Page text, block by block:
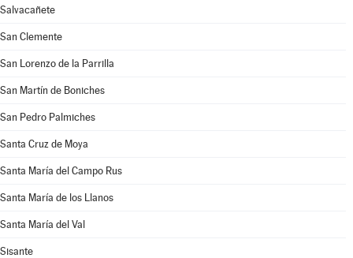
Salvacañete
San Clemente
San Lorenzo de la Parrilla
San Martín de Boniches
San Pedro Palmiches
Santa Cruz de Moya
Santa María del Campo Rus
Santa María de los Llanos
Santa María del Val
Sisante